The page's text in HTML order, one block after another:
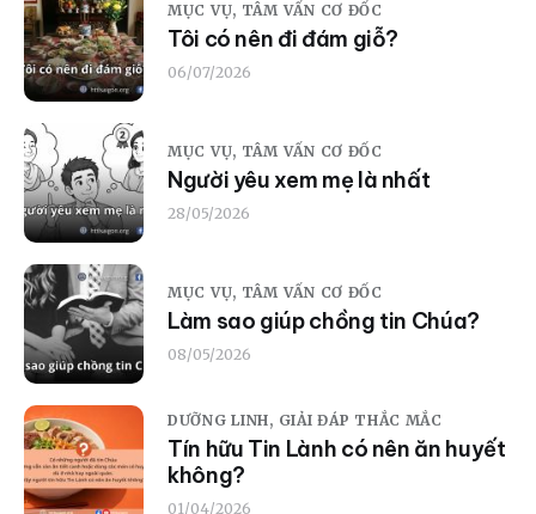
MỤC VỤ, TÂM VẤN CƠ ĐỐC
Tôi có nên đi đám giỗ?
06/07/2026
MỤC VỤ, TÂM VẤN CƠ ĐỐC
Người yêu xem mẹ là nhất
28/05/2026
MỤC VỤ, TÂM VẤN CƠ ĐỐC
Làm sao giúp chồng tin Chúa?
08/05/2026
DƯỠNG LINH, GIẢI ĐÁP THẮC MẮC
Tín hữu Tin Lành có nên ăn huyết
không?
01/04/2026